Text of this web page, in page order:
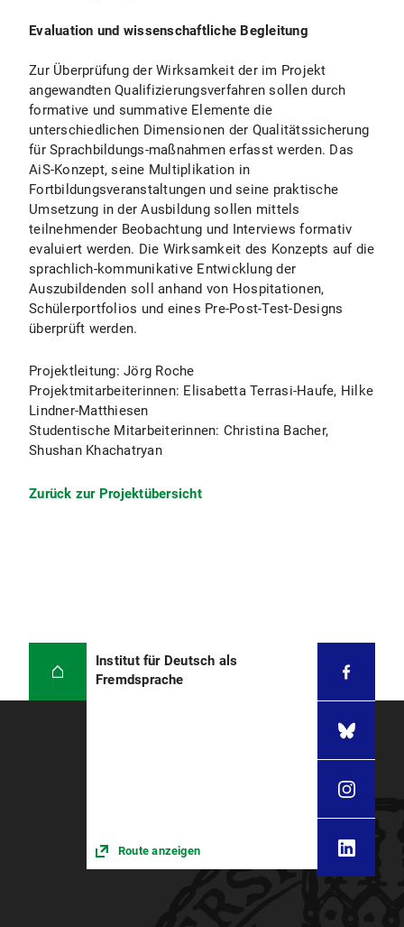
Evaluation und wissenschaftliche Begleitung
Zur Überprüfung der Wirksamkeit der im Projekt
angewandten Qualifizierungsverfahren sollen durch
formative und summative Elemente die
unterschiedlichen Dimensionen der Qualitätssicherung
für Sprachbildungs-maßnahmen erfasst werden. Das
AiS-Konzept, seine Multiplikation in
Fortbildungsveranstaltungen und seine praktische
Umsetzung in der Ausbildung sollen mittels
teilnehmender Beobachtung und Interviews formativ
evaluiert werden. Die Wirksamkeit des Konzepts auf die
sprachlich-kommunikative Entwicklung der
Auszubildenden soll anhand von Hospitationen,
Schülerportfolios und eines Pre-Post-Test-Designs
überprüft werden.
Projektleitung: Jörg Roche
Projektmitarbeiterinnen: Elisabetta Terrasi-Haufe, Hilke
Lindner-Matthiesen
Studentische Mitarbeiterinnen: Christina Bacher,
Shushan Khachatryan
Zurück zur Projektübersicht
Institut für Deutsch als
Fremdsprache
Route anzeigen